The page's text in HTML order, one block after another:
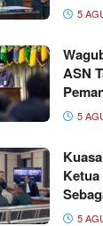
5
ASN
5
5